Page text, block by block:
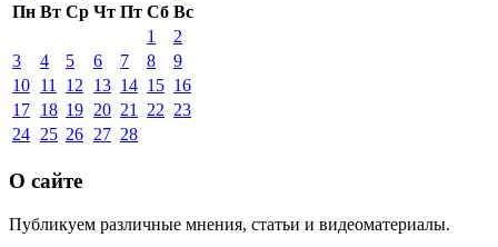
Пн Вт Ср Чт Пт Сб Вс
1
2
3
4 5 6 7 8
9
10 11 12 13 14 15 16
17 18 19 20 21 22 23
24 25 26 27 28
О сайте
Публикуем различные мнения, статьи и видеоматериалы.